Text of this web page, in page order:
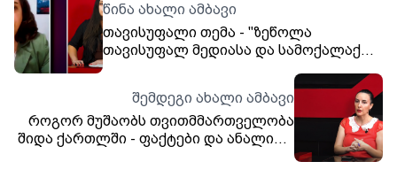
წინა ახალი ამბავი
თავისუფალი თემა - "ზეწოლა
თავისუფალ მედიასა და სამოქალაქო
შემდეგი ახალი ამბავი
როგორ მუშაობს თვითმმართველობა
შიდა ქართლში - ფაქტები და ანალიზი.